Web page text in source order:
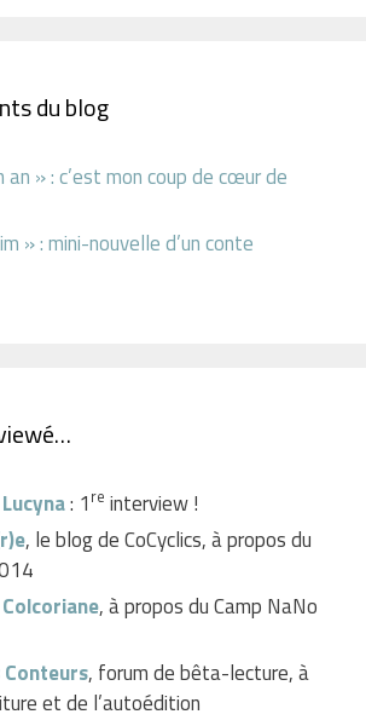
du blog
an » : c’est mon coup de cœur de
» : mini-nouvelle d’un conte
: 1 re interview !
, le blog de CoCyclics, à propos du
, à propos du Camp NaNo
Conteurs, forum de bêta-lecture, à
et de l’autoédition